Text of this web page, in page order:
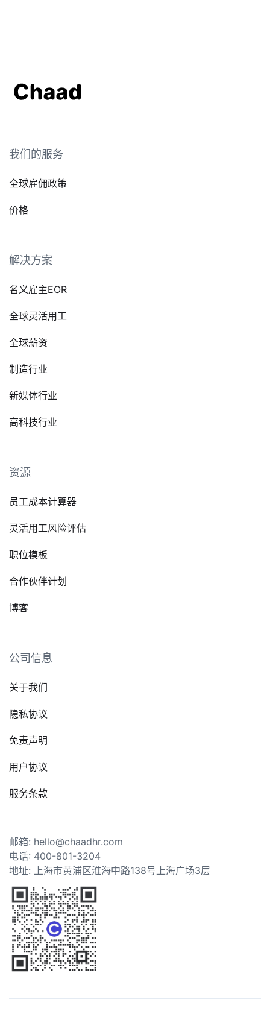
我们的服务
全球雇佣政策
价格
解决方案
名义雇主EOR
全球灵活用工
全球薪资
制造行业
新媒体行业
高科技行业
资源
员工成本计算器
灵活用工风险评估
职位模板
合作伙伴计划
博客
公司信息
关于我们
隐私协议
免责声明
用户协议
服务条款
邮箱: hello@chaadhr.com
电话: 400-801-3204
地址: 上海市黄浦区淮海中路138号上海广场3层